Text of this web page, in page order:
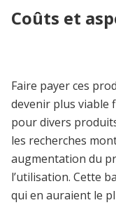
Coûts et
Faire payer ces
devenir plus viable
pour divers
les recherches
augmentation du
l’utilisation. Cette
qui en auraient le